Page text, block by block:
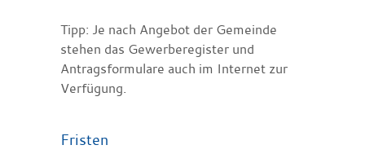
Tipp: Je nach Angebot der Gemeinde
stehen das Gewerberegister und
Antragsformulare auch im Internet zur
Verfügung.
Fristen